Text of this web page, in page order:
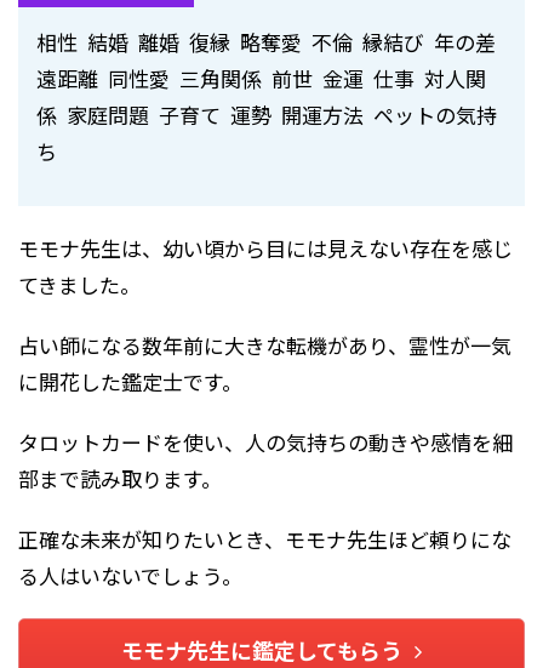
相性 結婚 離婚 復縁 略奪愛 不倫 縁結び 年の差
遠距離 同性愛 三角関係 前世 金運 仕事 対人関
係 家庭問題 子育て 運勢 開運方法 ペットの気持
ち
モモナ先生は、幼い頃から目には見えない存在を感じ
てきました。
占い師になる数年前に大きな転機があり、霊性が一気
に開花した鑑定士です。
タロットカードを使い、人の気持ちの動きや感情を細
部まで読み取ります。
正確な未来が知りたいとき、モモナ先生ほど頼りにな
る人はいないでしょう。
モモナ先生に鑑定してもらう